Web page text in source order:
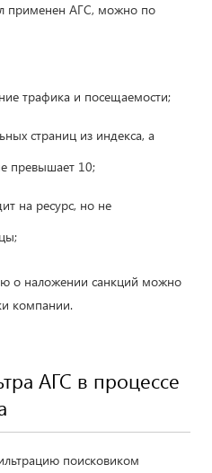
применен АГС, можно по
трафика и посещаемости;
страниц из индекса, а
превышает 10;
на ресурс, но не
о наложении санкций можно
компании.
АГС в процессе
поисковиком